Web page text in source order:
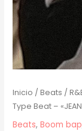
Inicio /Beats /
Type Beat –
Beats,Boom bap